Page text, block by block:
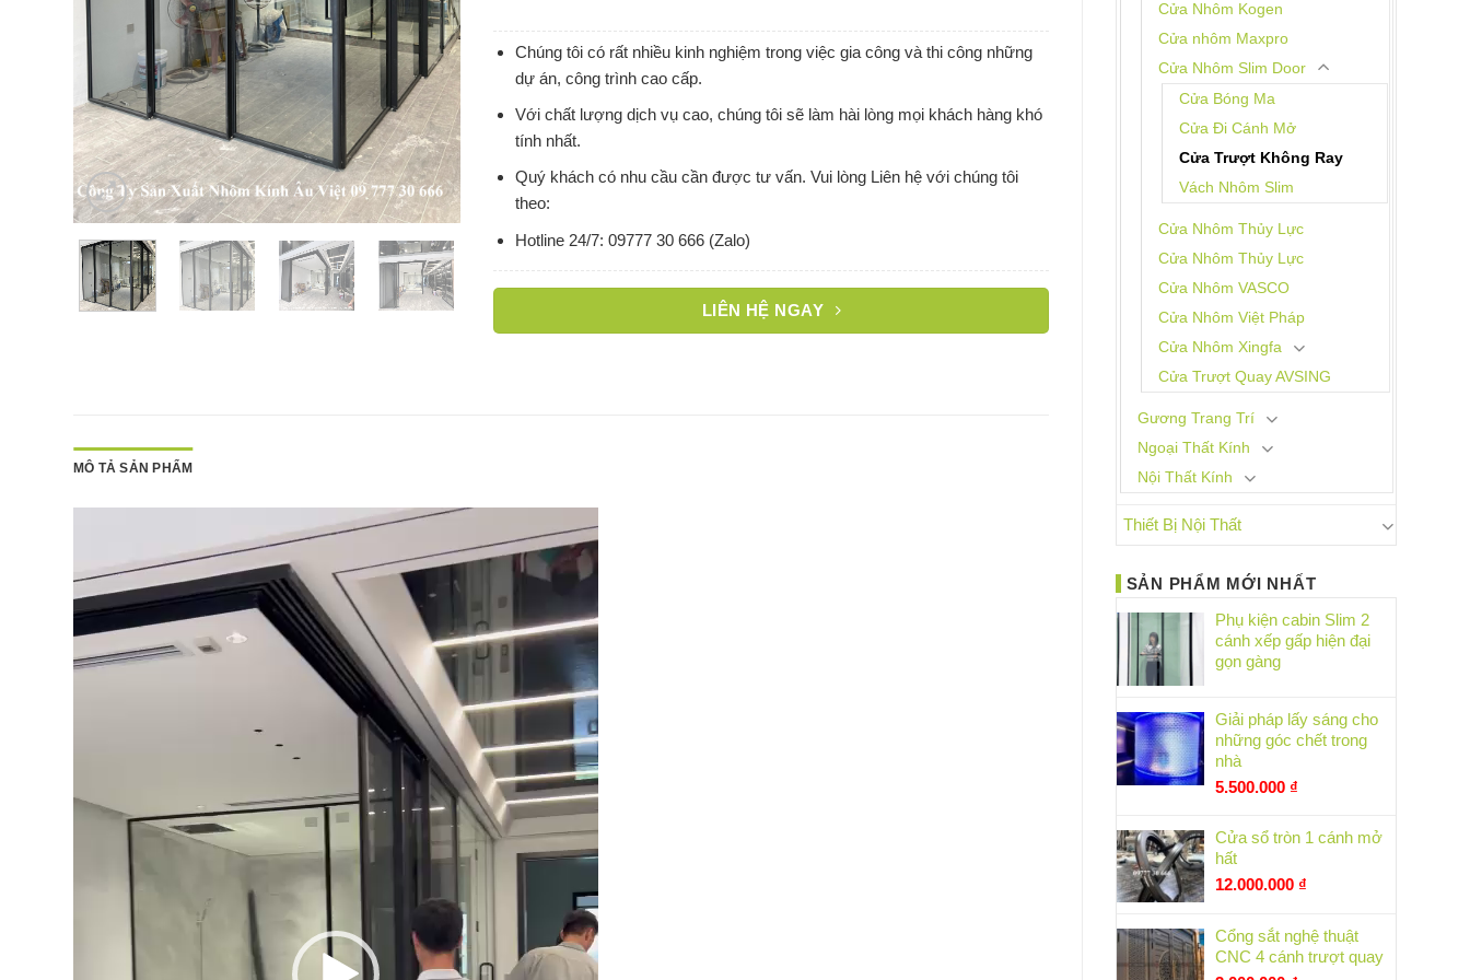
Cửa Nhôm Kogen
Cửa nhôm Maxpro
Cửa Nhôm Slim Door
Cửa Bóng Ma
Cửa Đi Cánh Mở
Cửa Trượt Không Ray
Vách Nhôm Slim
Cửa Nhôm Thủy Lực
Cửa Nhôm Thủy Lực
Cửa Nhôm VASCO
Cửa Nhôm Việt Pháp
Cửa Nhôm Xingfa
Cửa Trượt Quay AVSING
Gương Trang Trí
Ngoại Thất Kính
Nội Thất Kính
Thiết Bị Nội Thất
SẢN PHẨM MỚI NHẤT
Phụ kiện cabin Slim 2
cánh xếp gấp hiện đại
gọn gàng
Giải pháp lấy sáng cho
những góc chết trong
nhà
5.500.000 ₫
Cửa sổ tròn 1 cánh mở
hất
12.000.000 ₫
Cổng sắt nghệ thuật
CNC 4 cánh trượt quay
Chúng tôi có rất nhiều kinh nghiệm trong việc gia công và thi công những
dự án, công trình cao cấp.
Với chất lượng dịch vụ cao, chúng tôi sẽ làm hài lòng mọi khách hàng khó
tính nhất.
Quý khách có nhu cầu cần được tư vấn. Vui lòng Liên hệ với chúng tôi
theo:
Hotline 24/7: 09777 30 666 (Zalo)
LIÊN HỆ NGAY
MÔ TẢ SẢN PHẨM
Video